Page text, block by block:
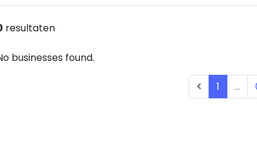
resultaten
businesses found.
1 ...